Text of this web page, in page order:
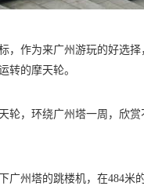
，作为来广州游玩的好选
转的摩天轮。
轮，环绕广州塔一周，欣
广州塔的跳楼机，在484